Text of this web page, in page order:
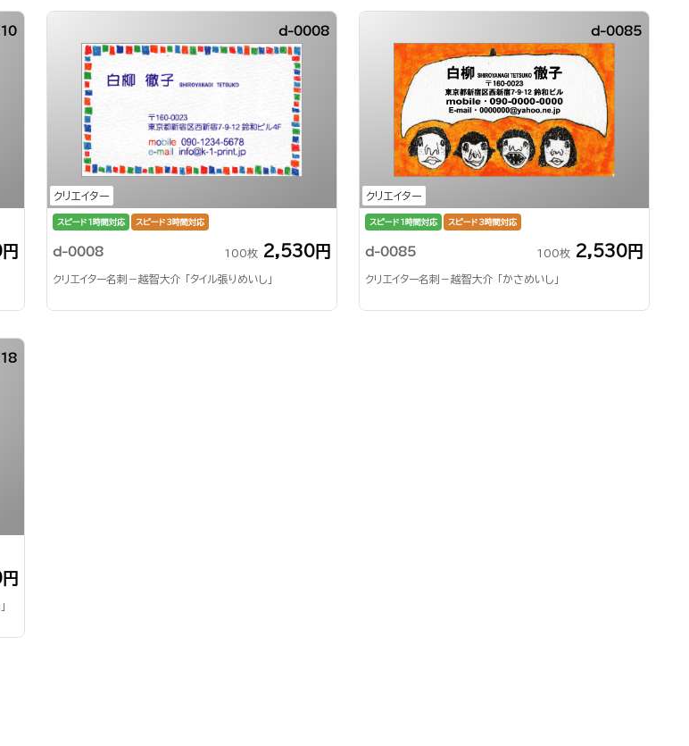
クリエイター
d-0008
スピード1時間対応 スピード3時間対応
d-0008 100枚 2,530円
クリエイター名刺－越智大介 「タイル張りめいし」
クリエイター
d-0085
スピード1時間対応 スピード3時間対応
d-0085 100枚 2,530円
クリエイター名刺－越智大介 「かさめいし」